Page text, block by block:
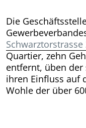
Die
Quartier, zehn
entfernt, üben
ihren Einfluss auf
Wohle der über